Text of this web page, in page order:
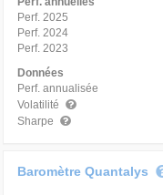
Perf. 2025
Perf. 2024
Perf. 2023
Données
Perf. annualisée
Volatilité
Sharpe
Baromètre Quantalys